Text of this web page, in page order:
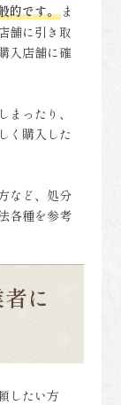
的です。 ま
舗に引き取
入店舗に確
ったり、
く購入した
など、処分
各種を参考
に
したい方